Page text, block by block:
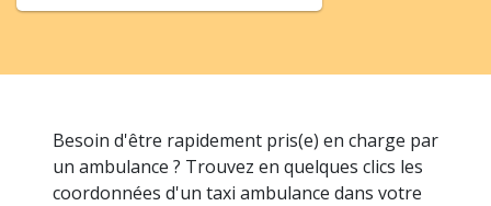
Besoin d'être rapidement pris(e) en charge par
un ambulance ? Trouvez en quelques clics les
coordonnées d'un taxi ambulance dans votre